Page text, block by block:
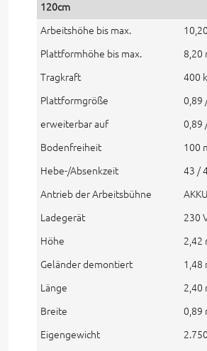
120cm
Arbeitshöhe bis max.
Plattformhöhe bis max. 8,20
Tragkraft 400
Plattformgröße 0,89
erweiterbar auf 0,89
Bodenfreiheit 100
Hebe-/Absenkzeit 43 /
Antrieb der Arbeitsbühne AKKU
Ladegerät 230
Höhe 2,42
Geländer demontiert 1,48
Länge 2,40
Breite 0,89
Eigengewicht